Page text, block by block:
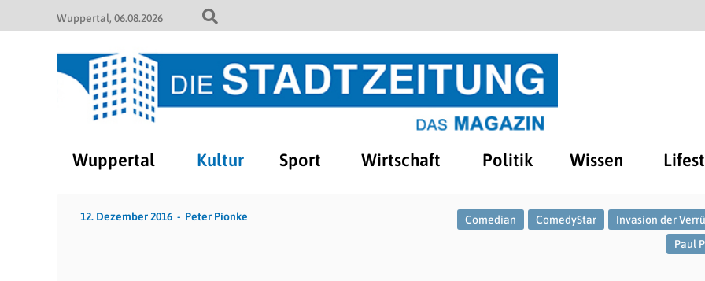
Wuppertal 06.08.2026
Wuppertal Kultur Sport Wirtschaft Politik Wissen
12. Dezember 2016 Peter Pionke Comedian ComedyStar
Invasion der
Paul